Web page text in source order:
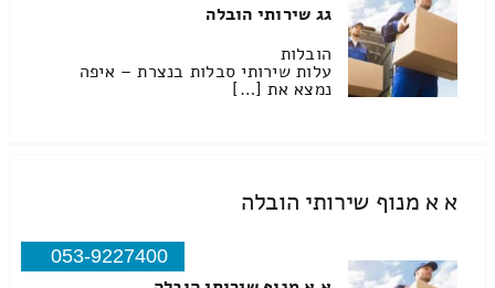
גג שירותי הובלה
הובלות
עלות שירותי סבלות בנצרת – איפה
נמצא את […]
א א מנוף שירותי הובלה
053-9227400